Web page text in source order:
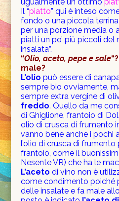
Il “piatto” qui è inteso
fondo o una piccola
per una porzione media o
piatti un po’ più piccoli del
insalata”.
“Olio, aceto, pepe e sale
male?
L’olio può essere di
sempre bio ovviamente,
sempre extra vergine di
freddo.Quello da me
di Ghiglione, frantoio di
olio di crusca di frumento
vanno bene anche i pochi
l’olio di crusca di frumento
frantoio, come il
Nesente VR) che ha le
L’aceto di vino non è
come condimento poiché
delle insalate e fa male